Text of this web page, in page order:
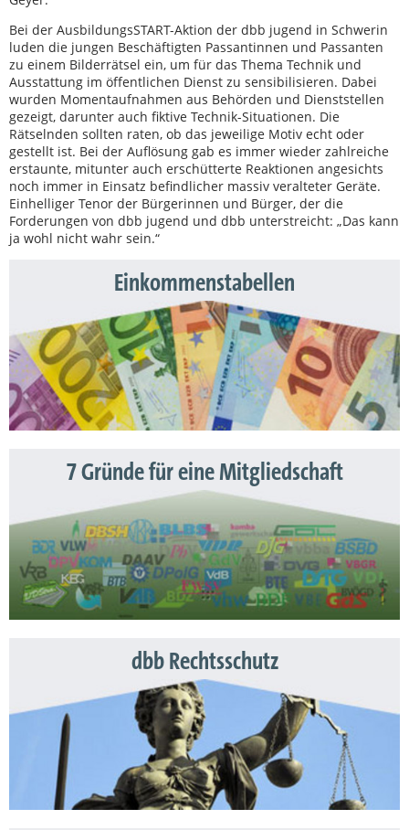
Bei der AusbildungsSTART-Aktion der dbb jugend in Schwerin
luden die jungen Beschäftigten Passantinnen und Passanten
zu einem Bilderrätsel ein, um für das Thema Technik und
Ausstattung im öffentlichen Dienst zu sensibilisieren. Dabei
wurden Momentaufnahmen aus Behörden und Dienststellen
gezeigt, darunter auch fiktive Technik-Situationen. Die
Rätselnden sollten raten, ob das jeweilige Motiv echt oder
gestellt ist. Bei der Auflösung gab es immer wieder zahlreiche
erstaunte, mitunter auch erschütterte Reaktionen angesichts
noch immer in Einsatz befindlicher massiv veralteter Geräte.
Einhelliger Tenor der Bürgerinnen und Bürger, der die
Forderungen von dbb jugend und dbb unterstreicht: „Das kann
ja wohl nicht wahr sein.“
Einkommenstabellen
7 Gründe für eine Mitgliedschaft
dbb Rechtsschutz